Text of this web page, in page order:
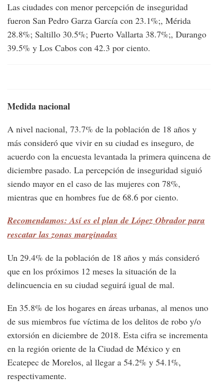
Las ciudades con menor percepción de inseguridad
fueron San Pedro Garza García con 23.1%;, Mérida
28.8%; Saltillo 30.5%; Puerto Vallarta 38.7%;, Durango
39.5% y Los Cabos con 42.3 por ciento.
Medida nacional
A nivel nacional, 73.7% de la población de 18 años y
más consideró que vivir en su ciudad es inseguro, de
acuerdo con la encuesta levantada la primera quincena de
diciembre pasado. La percepción de inseguridad siguió
siendo mayor en el caso de las mujeres con 78%,
mientras que en hombres fue de 68.6 por ciento.
Recomendamos: Así es el plan de López Obrador para
rescatar las zonas marginadas
Un 29.4% de la población de 18 años y más consideró
que en los próximos 12 meses la situación de la
delincuencia en su ciudad seguirá igual de mal.
En 35.8% de los hogares en áreas urbanas, al menos uno
de sus miembros fue víctima de los delitos de robo y/o
extorsión en diciembre de 2018. Esta cifra se incrementa
en la región oriente de la Ciudad de México y en
Ecatepec de Morelos, al llegar a 54.2% y 54.1%,
respectivamente.